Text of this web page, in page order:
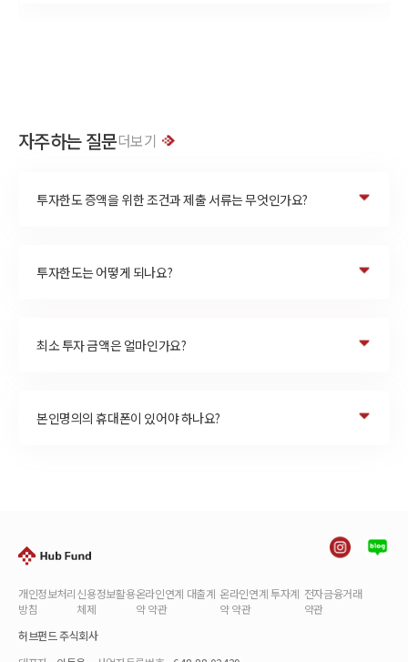
자주하는 질문더보기
투자한도 증액을 위한 조건과 제출 서류는 무엇인가요?
투자한도는 어떻게 되나요?
최소 투자 금액은 얼마인가요?
본인명의의 휴대폰이 있어야 하나요?
개인정보처리
방침
신용정보활용
체제
온라인연계 대출계
약 약관
온라인연계 투자계
약 약관
전자금융거래
약관
허브펀드 주식회사